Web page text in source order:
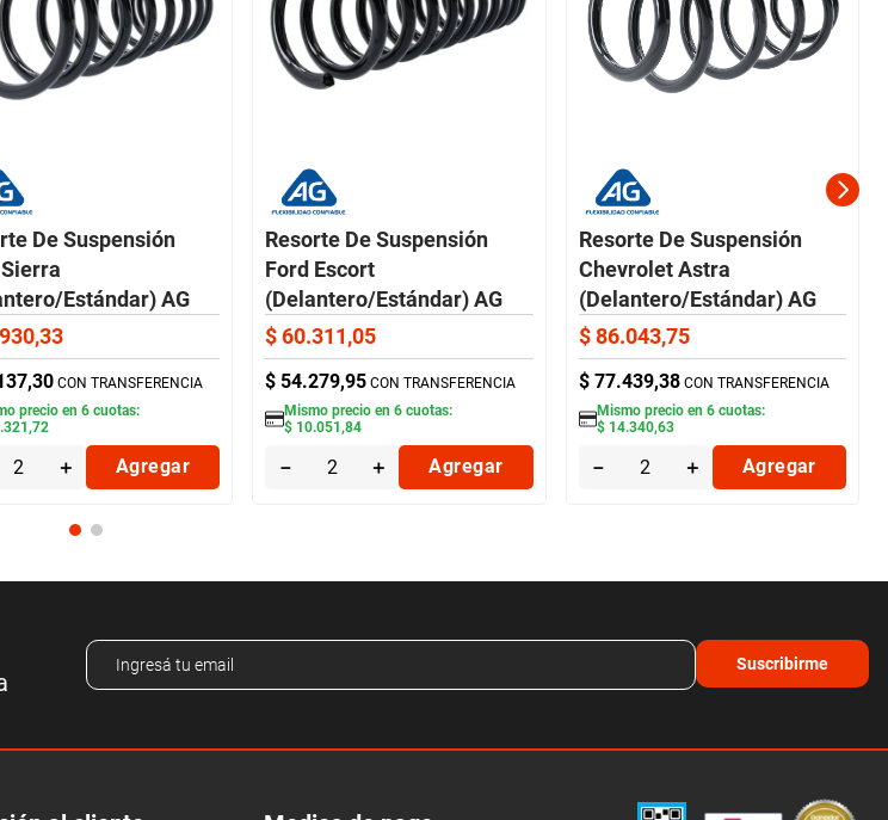
De Suspensión
Estándar) AG
930,33
,30 CON TRANSFERENCIA
precio en 6cuotas:
.321 ,72
＋ Agregar
Resorte De Suspensión
Ford Escort
(Delantero/Estándar) AG
$60.311,05
$ 54.279,95 CON TRANSFERENCIA
Mismo precio en6 cuotas:
$ 10.051 ,84
＋
－ Agregar
Resorte De Suspensión
Chevrolet Astra
(Delantero/Estándar) AG
$ 86.043,75
$ 77.439,38 CON TRANSFERENCIA
Mismo precio en6 cuotas:
$ 14.340,63
＋
－ Agregar
Suscribirme